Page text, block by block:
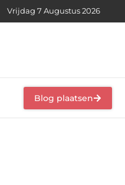
Vrijdag 7 Augustus 2026
Blog plaatsen